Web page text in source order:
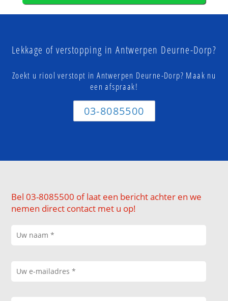
Lekkage of verstopping in Antwerpen Deurne-Dorp?
Zoekt u riool verstopt in Antwerpen Deurne-Dorp? Maak nu
een afspraak!
03-8085500
Bel 03-8085500 of laat een bericht achter en we
nemen direct contact met u op!